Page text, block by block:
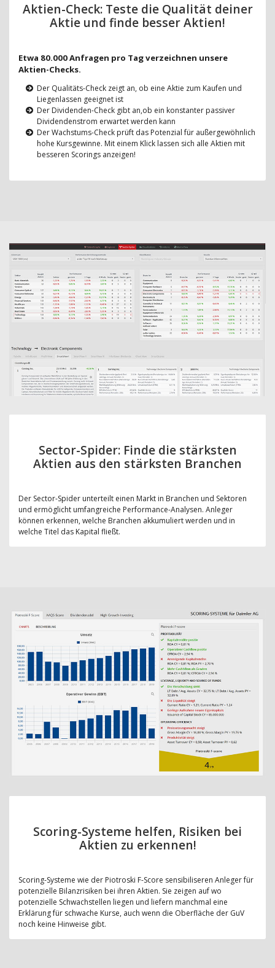
Aktien-Check: Teste die Qualität deiner
Aktie und finde besser Aktien!
Etwa 80.000 Anfragen pro Tag verzeichnen unsere
Aktien-Checks.
Der Qualitäts-Check zeigt an, ob eine Aktie zum Kaufen und
Liegenlassen geeignet ist
Der Dividenden-Check gibt an,ob ein konstanter passiver
Dividendenstrom erwartet werden kann
Der Wachstums-Check prüft das Potenzial für außergewöhnlich
hohe Kursgewinne. Mit einem Klick lassen sich alle Aktien mit
besseren Scorings anzeigen!
Sector-Spider: Finde die stärksten
Aktien aus den stärksten Branchen
Der Sector-Spider unterteilt einen Markt in Branchen und Sektoren
und ermöglicht umfangreiche Performance-Analysen. Anleger
können erkennen, welche Branchen akkumuliert werden und in
welche Titel das Kapital fließt.
Scoring-Systeme helfen, Risiken bei
Aktien zu erkennen!
Scoring-Systeme wie der Piotroski F-Score sensibiliseren Anleger für
potenzielle Bilanzrisiken bei ihren Aktien. Sie zeigen auf wo
potenzielle Schwachstellen liegen und liefern manchmal eine
Erklärung für schwache Kurse, auch wenn die Oberfläche der GuV
noch keine Hinweise gibt.